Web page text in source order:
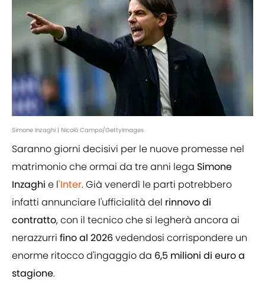
Simone Inzaghi | Nicolò Campo/GettyImages
Saranno giorni decisivi per le nuove promesse nel
matrimonio che ormai da tre anni lega Simone
Inzaghi e l'Inter. Già venerdì le parti potrebbero
infatti annunciare l'ufficialità del rinnovo di
contratto, con il tecnico che si legherà ancora ai
nerazzurri fino al 2026vedendosi corrispondere un
enorme ritocco d'ingaggio da 6,5 milioni di euro a
stagione.